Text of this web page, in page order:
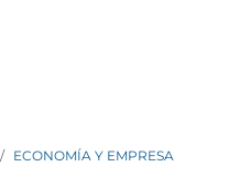
ECONOMÍA Y EMPRESA